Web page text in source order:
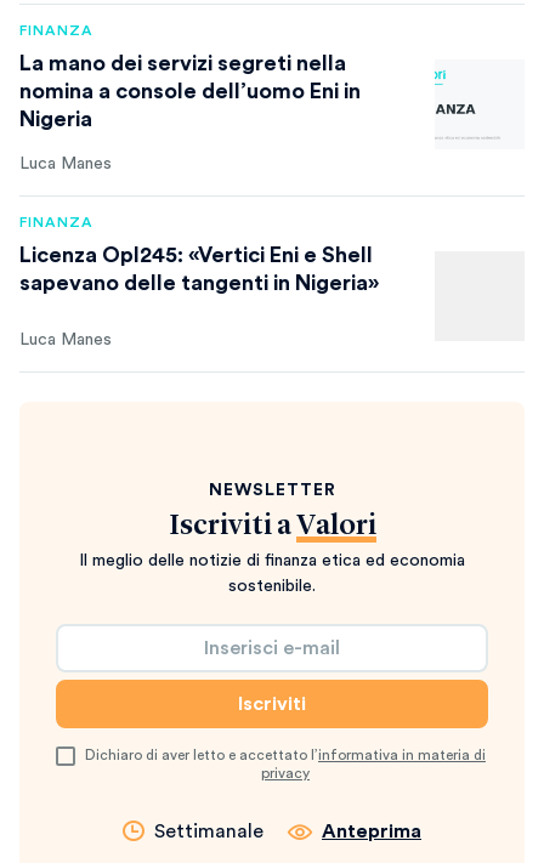
FINANZA
La mano dei servizi segreti nella
nomina a console dell’uomo Eni in
Nigeria
Luca Manes
FINANZA
Licenza Opl245: «Vertici Eni e Shell
sapevano delle tangenti in Nigeria»
Luca Manes
NEWSLETTER
Iscriviti a Valori
Il meglio delle notizie di finanza etica ed economia
sostenibile.
Dichiaro di aver letto e accettato l’informativa in materia di
privacy
Settimanale Anteprima